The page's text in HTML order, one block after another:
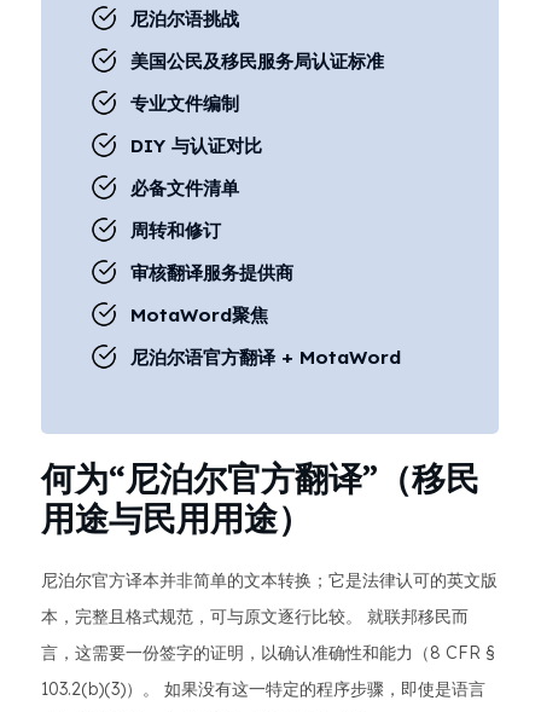
尼泊尔语挑战
美国公民及移民服务局认证标准
专业文件编制
DIY 与认证对比
必备文件清单
周转和修订
审核翻译服务提供商
MotaWord聚焦
尼泊尔语官方翻译 + MotaWord
何为“尼泊尔官方翻译”（移民
用途与民用用途）
尼泊尔官方译本并非简单的文本转换；它是法律认可的英文版
本，完整且格式规范，可与原文逐行比较。 就联邦移民而
言，这需要一份签字的证明，以确认准确性和能力（8 CFR §
103.2(b)(3)）。 如果没有这一特定的程序步骤，即使是语言